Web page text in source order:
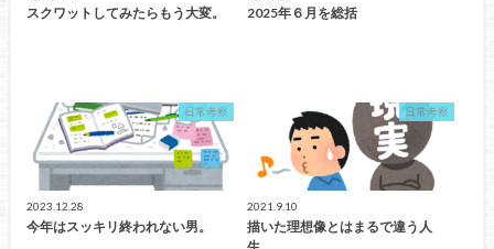
スクワットしてみたらもう大変。 2025年６月を総括
日常考察
2023.12.28
今年はスッキリ終われない男。
日常考察
2021.9.10
描いた理想像とはまるで違う人